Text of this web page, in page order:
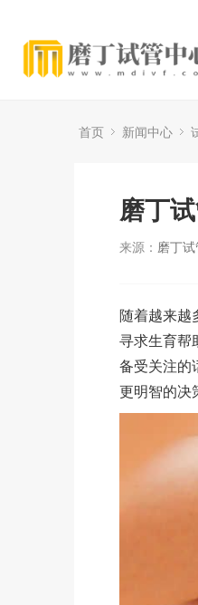
首页 新闻中心
磨丁
来源： 磨丁
随着越来越
寻求生育帮
备受关注的
更明智的决